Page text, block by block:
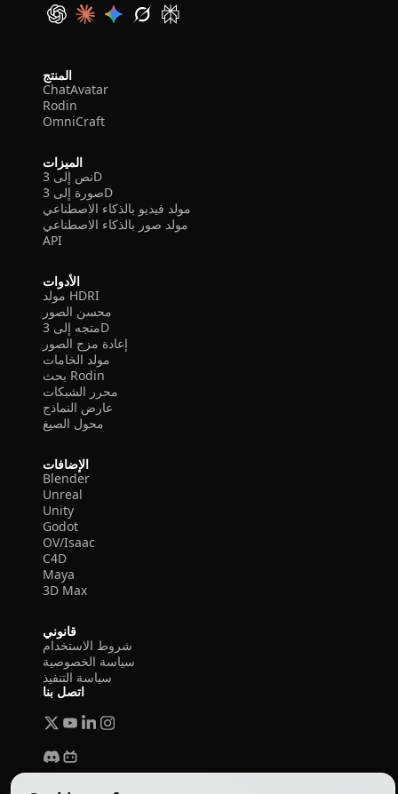
المنتج
ChatAvatar
Rodin
OmniCraft
الميزات
نص إلى 3D
صورة إلى 3D
مولد فيديو بالذكاء الاصطناعي
مولد صور بالذكاء الاصطناعي
API
الأدوات
مولد HDRI
محسن الصور
متجه إلى 3D
إعادة مزج الصور
مولد الخامات
بحث Rodin
محرر الشبكات
عارض النماذج
محول الصيغ
الإضافات
Blender
Unreal
Unity
Godot
OV/Isaac
C4D
Maya
3D Max
قانوني
شروط الاستخدام
سياسة الخصوصية
سياسة التنفيذ
اتصل بنا